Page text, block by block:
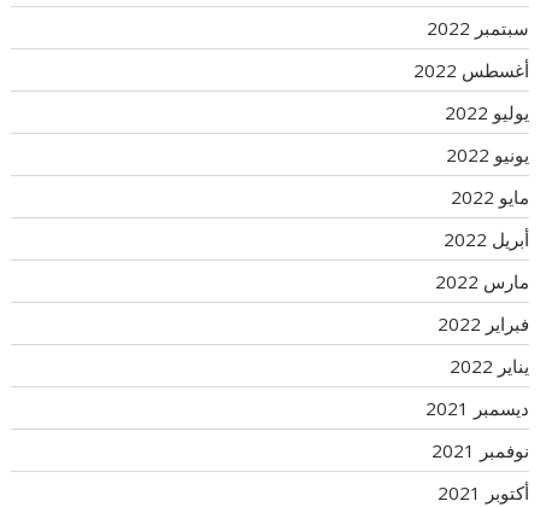
سبتمبر 2022
أغسطس 2022
يوليو 2022
يونيو 2022
مايو 2022
أبريل 2022
مارس 2022
فبراير 2022
يناير 2022
ديسمبر 2021
نوفمبر 2021
أكتوبر 2021